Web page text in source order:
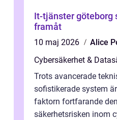
It-tjänster göteborg
framåt
10 maj 2026
Alice
Cybersäkerhet &
Trots avancerade
sofistikerade system
faktorn fortfarande
säkerhetsrisken inom